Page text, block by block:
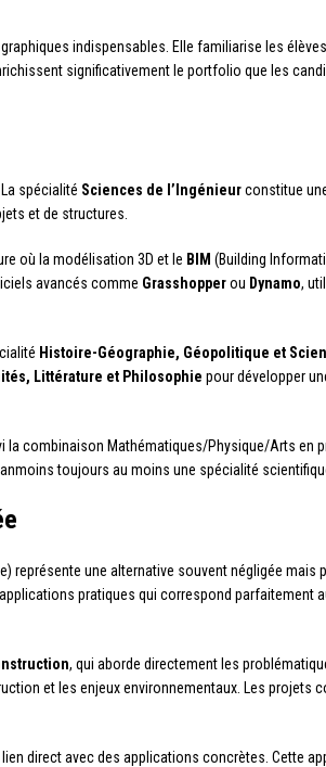
indispensables. Elle familiarise les élèves
significativement le portfolio que les
spécialité Sciences de l’Ingénieurconstitue
et de structures.
où la modélisation 3D et le BIM (Building
avancés comme Grasshopperou Dynamo,
Histoire-Géographie, Géopolitique et
Littérature et Philosophie pour développer
combinaison Mathématiques/Physique/Arts en
toujours au moins une spécialité
représente une alternative souvent négligée mais
pratiques qui correspond parfaitement
, qui aborde directement les
et les enjeux environnementaux. Les projets
direct avec des applications concrètes. Cette